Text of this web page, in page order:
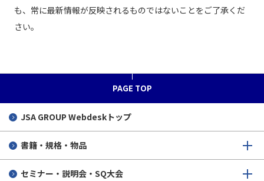
も、常に最新情報が反映されるものではないことをご了承くだ
さい。
PAGE TOP
JSA GROUP Webdeskトップ
書籍・規格・物品
セミナー・説明会・SQ大会